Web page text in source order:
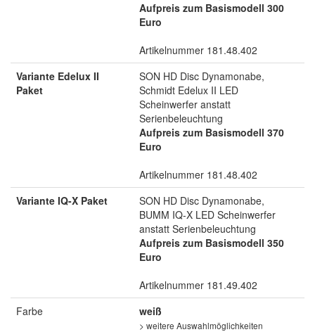
Aufpreis zum Basismodell 300
Euro
Artikelnummer 181.48.402
Variante Edelux II
Paket
SON HD Disc Dynamonabe,
Schmidt Edelux II LED
Scheinwerfer anstatt
Serienbeleuchtung
Aufpreis zum Basismodell 370
Euro
Artikelnummer 181.48.402
Variante IQ-X Paket
SON HD Disc Dynamonabe,
BUMM IQ-X LED Scheinwerfer
anstatt Serienbeleuchtung
Aufpreis zum Basismodell 350
Euro
Artikelnummer 181.49.402
Farbe
weiß
> weitere Auswahlmöglichkeiten